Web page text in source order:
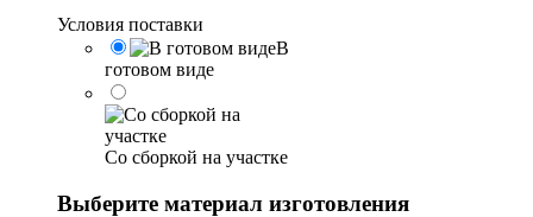
Условия поставки
В
готовом виде
Со сборкой на участке
Выберите материал изготовления